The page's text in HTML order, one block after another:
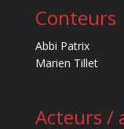
Conteurs
Abbi Patrix
Marien Tillet
Acteurs /